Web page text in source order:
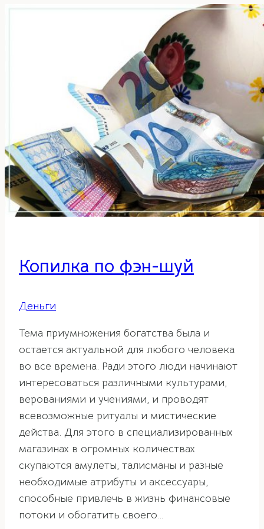
Копилка по фэн-шуй
Деньги
Тема приумножения богатства была и
остается актуальной для любого человека
во все времена. Ради этого люди начинают
интересоваться различными культурами,
верованиями и учениями, и проводят
всевозможные ритуалы и мистические
действа. Для этого в специализированных
магазинах в огромных количествах
скупаются амулеты, талисманы и разные
необходимые атрибуты и аксессуары,
способные привлечь в жизнь финансовые
потоки и обогатить своего…